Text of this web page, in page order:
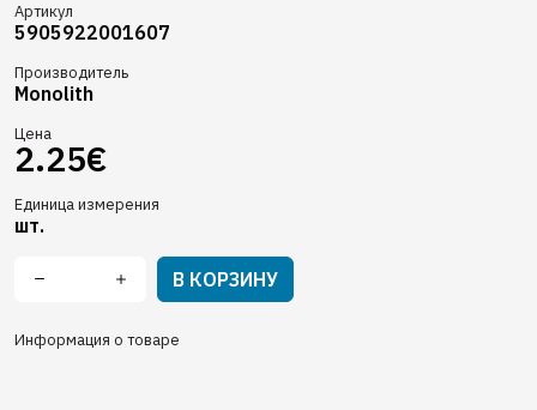
Артикул
5905922001607
Производитель
Monolith
Цена
2.25€
Единица измерения
шт.
В КОРЗИНУ
Информация о товаре